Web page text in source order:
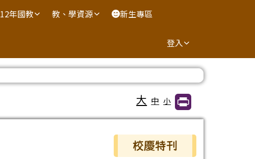
12年國教 教、學資源 新生專區
登入
大 中 小
右邊區域內容
校慶特刊